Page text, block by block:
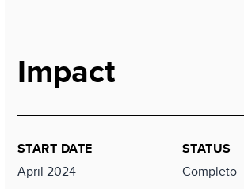
Impact
START DATE
April 2024
STATUS
Completo